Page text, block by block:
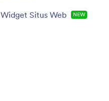
Widget Situs Web NEW